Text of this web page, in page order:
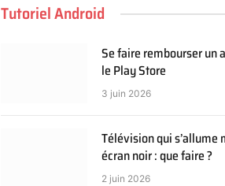
Tutoriel Android
Se faire rembourser un
le Play Store
3 juin 2026
Télévision qui s’allume
écran noir : que faire ?
2 juin 2026